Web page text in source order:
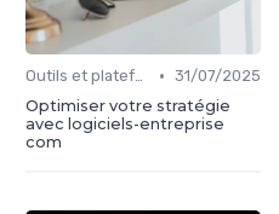
Outils et plateformes • 31/07/2025
Optimiser votre stratégie
avec logiciels-entreprise
com